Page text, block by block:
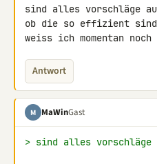
sind alles vorschläge
ob die so effizient sind
weiss ich momentan
Antwort
M MaWinGast
> sind alles vorschläge